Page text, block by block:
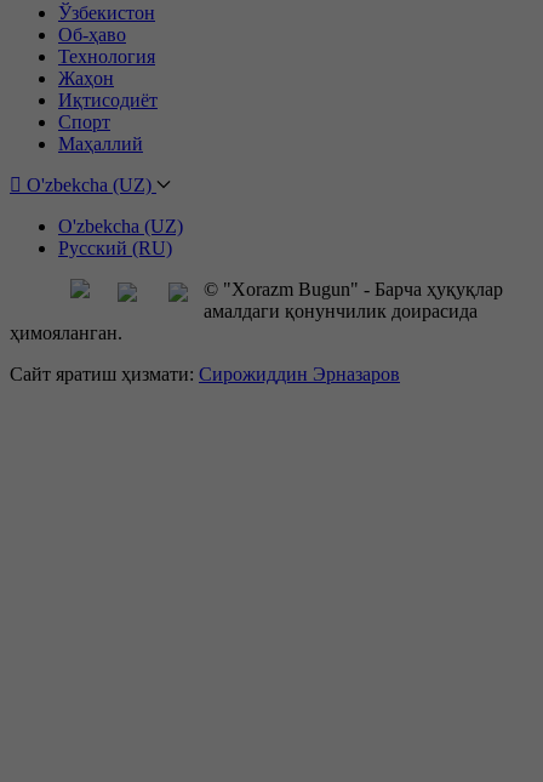
Ўзбекистон
Об-ҳаво
Технология
Жаҳон
Иқтисодиёт
Спорт
Маҳаллий
O'zbekcha (UZ)
O'zbekcha (UZ)
Русский (RU)
© "Xorazm Bugun" - Барча ҳуқуқлар
амалдаги қонунчилик доирасида
ҳимояланган.
Сайт яратиш ҳизмати: Сирожиддин Эрназаров